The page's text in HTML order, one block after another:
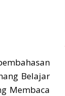
Belajar
Membaca